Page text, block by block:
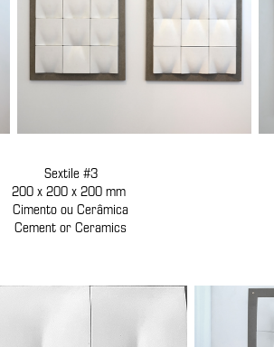
Sextile #3
200 x 200 x 200 mm
Cimento ou Cerâmica
Cement or Ceramics